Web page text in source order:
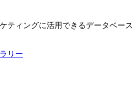
ティングに活用できるデータベース